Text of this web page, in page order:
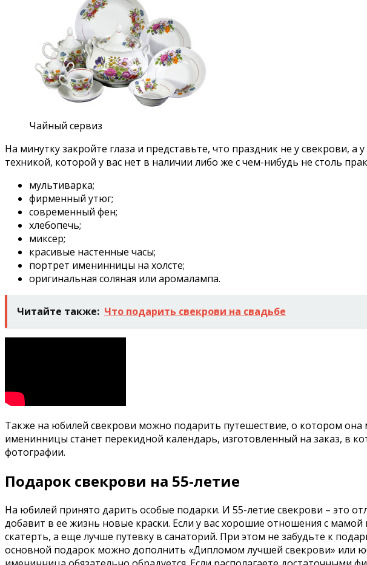
Чайный сервиз
На минутку закройте глаза и представьте, что праздник не у свекрови,
техникой, которой у вас нет в наличии либо же с чем-нибудь не столь
мультиварка;
фирменный утюг;
современный фен;
хлебопечь;
миксер;
красивые настенные часы;
портрет именинницы на холсте;
оригинальная соляная или аромалампа.
Читайте также: Что подарить свекрови на свадьбе
Также на юбилей свекрови можно подарить путешествие, о котором
именинницы станет перекидной календарь, изготовленный на заказ, в
фотографии.
Подарок свекрови на 55-летие
На юбилей принято дарить особые подарки. И 55-летие свекрови – это
добавит в ее жизнь новые краски. Если у вас хорошие отношения с
скатерть, а еще лучше путевку в санаторий. При этом не забудьте к
основной подарок можно дополнить «Дипломом лучшей свекрови» или